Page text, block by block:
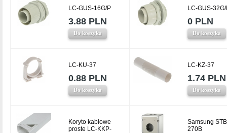
LC-GUS-16G/P
3.88 PLN
Do koszyka
LC-GUS-
0 PLN
Do koszyka
LC-KU-37
0.88 PLN
Do koszyka
LC-KZ-37
1.74 PLN
Do koszyka
Koryto kablowe
proste LC-KKP-
Samsung
270B